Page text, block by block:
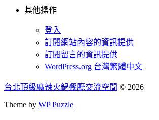
其他操作
登入
訂閱網站內容的資訊提供
訂閱留言的資訊提供
WordPress.org 台灣繁體中文
台北頂級麻辣火鍋餐廳交流空間 © 2026
Theme by WP Puzzle